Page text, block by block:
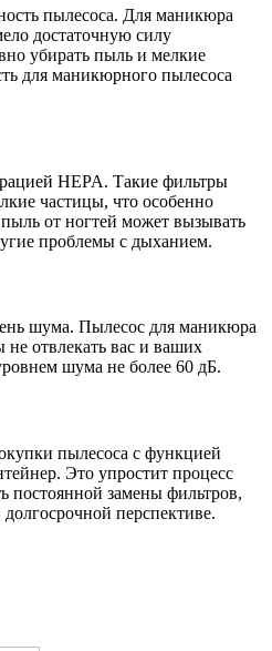
пылесоса. Для маникюра
достаточную силу
убирать пыль и мелкие
для маникюрного пылесоса
HEPA. Такие фильтры
частицы, что особенно
от ногтей может вызывать
проблемы с дыханием.
шума. Пылесос для маникюра
не отвлекать вас и ваших
шума не более 60 дБ.
пылесоса с функцией
Это упростит процесс
постоянной замены фильтров,
перспективе.